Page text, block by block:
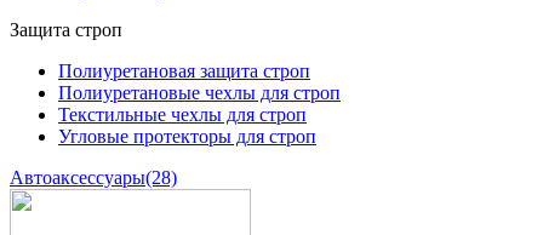
Защита строп
Полиуретановая защита строп
Полиуретановые чехлы для строп
Текстильные чехлы для строп
Угловые протекторы для строп
Автоаксессуары(28)